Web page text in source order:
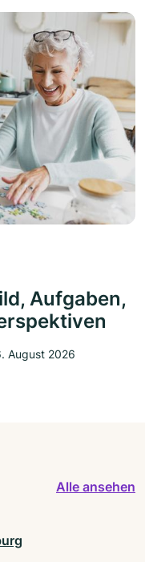
Aufgaben,
August 2026
Alle ansehen